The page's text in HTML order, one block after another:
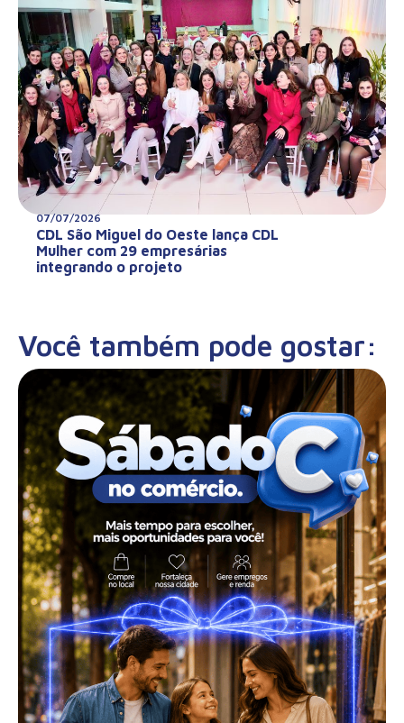
07/07/2026
CDL São Miguel do Oeste lança CDL
Mulher com 29 empresárias
integrando o projeto
Você também pode gostar: